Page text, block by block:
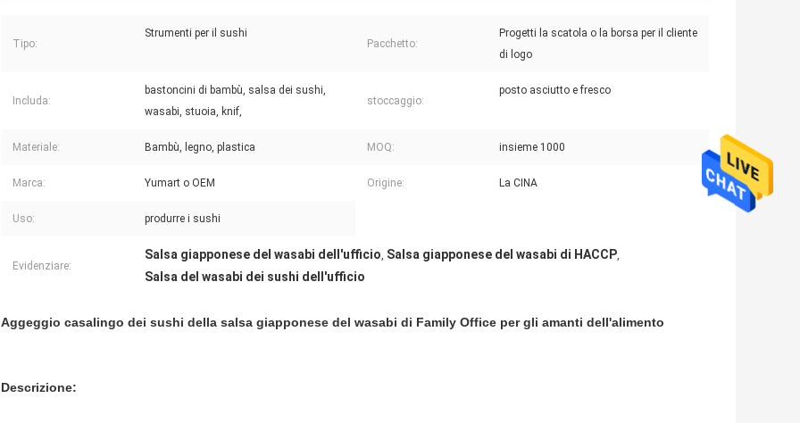
Tipo:
Strumenti per il sushi
Pacchetto:
Progetti la scatola o la borsa per il cliente
di logo
Includa:
bastoncini di bambù, salsa dei sushi,
wasabi, stuoia, knif,
stoccaggio:
posto asciutto e fresco
Materiale: Bambù, legno, plastica MOQ: insieme 1000
Marca: Yumart o OEM Origine: La CINA
Uso: produrre i sushi
Evidenziare:
Salsa giapponese del wasabi dell'ufficio, Salsa giapponese del wasabi di HACCP,
Salsa del wasabi dei sushi dell'ufficio
Aggeggio casalingo dei sushi della salsa giapponese del wasabi di Family Office per gli amanti dell'alimento
Descrizione: